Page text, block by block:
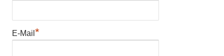
E-Mail *